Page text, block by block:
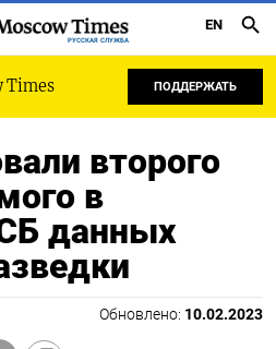
РУССКАЯ СЛУЖБА
EN
Times ПОДДЕРЖАТЬ
второго
в
данных
Обновлено: 10.02.2023